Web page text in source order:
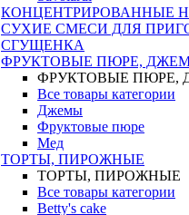
КОНЦЕНТРИРОВАННЫЕ
СУХИЕ СМЕСИ ДЛЯ
СГУЩЕНКА
ФРУКТОВЫЕ ПЮРЕ,
ФРУКТОВЫЕ ПЮРЕ,
Все товары категории
Джемы
Фруктовые пюре
Мед
ТОРТЫ, ПИРОЖНЫЕ
ТОРТЫ, ПИРОЖНЫЕ
Все товары категории
Betty's cake